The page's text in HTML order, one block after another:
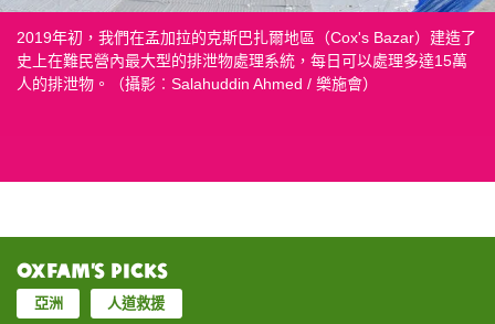
2019年初，我們在孟加拉的克斯巴扎爾地區（Cox's Bazar）建造了
史上在難民營內最大型的排泄物處理系統，每日可以處理多達15萬
人的排泄物。（攝影︰Salahuddin Ahmed / 樂施會）
樂施會的工作人員利用貨車將難民營內的排泄物收集箱運送到排泄
物處理中心。（攝影︰Dorothy Sang / 樂施會）
這座排泄物處理系統由樂施會的水利工程師和羅興亞難民合作建造
而成。（攝影︰Salahuddin Ahmed / 樂施會）
這座排泄物處理系統由樂施會的水利工作工程師和羅興亞難民合作
建造而成。（攝影︰Salahuddin Ahmed / 樂施會）
樂施會負責人道救援的同事李寶琪於2017年11月下旬在難民營內，
檢測我們與合作夥伴搭建的貯水塔和淨水過程。（拍攝：高仲明／
樂施會）
樂施會的前線同事和義務攝影師於2017年11月一同到訪難民營，沿
路可見不斷有難民進入難民營。（拍攝：高仲明／樂施會）
羅興亞人排除萬難來到難民營，每一個帳篷內，都有一個逃生的故
事。（拍攝：高仲明／樂施會）
在Unchiprang難民營，樂施會為難民安裝貯水器及鋪設水管等輸水
設施，每日提供45,000升清潔食水，令15,000人受惠。（拍攝：高
仲明／樂施會）
2017年11月，在難民營內的一個山丘上，我們遇到了正放著風箏的
Abir。他和朋友就地取材，用罐頭當線軸，竹枝當骨架，再加上線頭
自製了一隻風箏。他還不知從哪裡找到一個有明星肖象的膠袋，裁
蘇曼妮亞與她的孩子棲身在Moinnarghona難民營。樂施會在該營地
安裝了水泵，蘇曼妮亞步行一小段路可抵達水泵抽取清潔食水。
（拍攝：Bekki Frost／樂施會）
在庫圖巴朗難民營，很多小孩忙著取用食水，供全家人使用。（拍
攝：Tommy Trenchard／樂施會）
至今我們已向難民派發了近一萬套衛生包。目前，我們每日在數個
難民營向難民供應30萬升已氯化消毒的食水。（拍攝：Maruf
Hasan／樂施會）
「樂施會發放的這個糧食包，裡面有大米、餅乾等足夠我們一家人
兩日食用。今晚，我們會配上薯仔做晚餐。」——Mohammad（拍
攝：Tommy Trenchard／樂施會）
在Thengkhali 難民營，救援人員正爭分奪秒，向羅興亞難民派發衞
生用品及救援物資，以防霍亂爆發。（拍攝：Bekki Frost／樂施
會）
Oxfam’s Picks
亞洲 人道救援